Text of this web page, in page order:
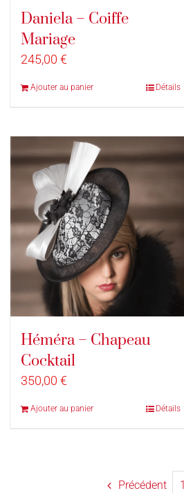
Daniela – Coiffe
Mariage
245,00 €
Ajouter au panier Détails
Héméra – Chapeau
Cocktail
350,00 €
Ajouter au panier Détails
Précédent 1